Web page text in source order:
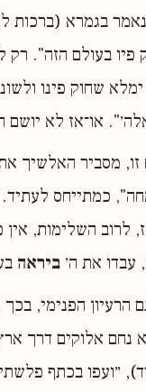
בגמרא (ברכות
פיו בעולם הזה".
ימלא שחוק פינו
או־אז לא
זו, מסביר האלשיך
כמתייחס לעתיד.
לרוב השלימות,
עבדו את ה׳ ביראה
הרעיון הפנימי,
נחם אלוקים דרך
״ועפו בכתף